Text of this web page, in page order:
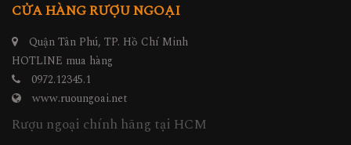
CỬA HÀNG RƯỢU NGOẠI
Quận Tân Phú, TP. Hồ Chí Minh
HOTLINE mua hàng
0972.12345.1
www.ruoungoai.net
Rượu ngoại chính hãng tại HCM